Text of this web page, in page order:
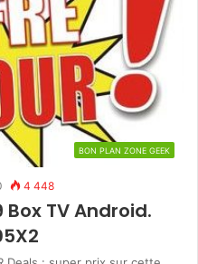
BON PLAN ZONE GEEK
4 448
Box TV Android.